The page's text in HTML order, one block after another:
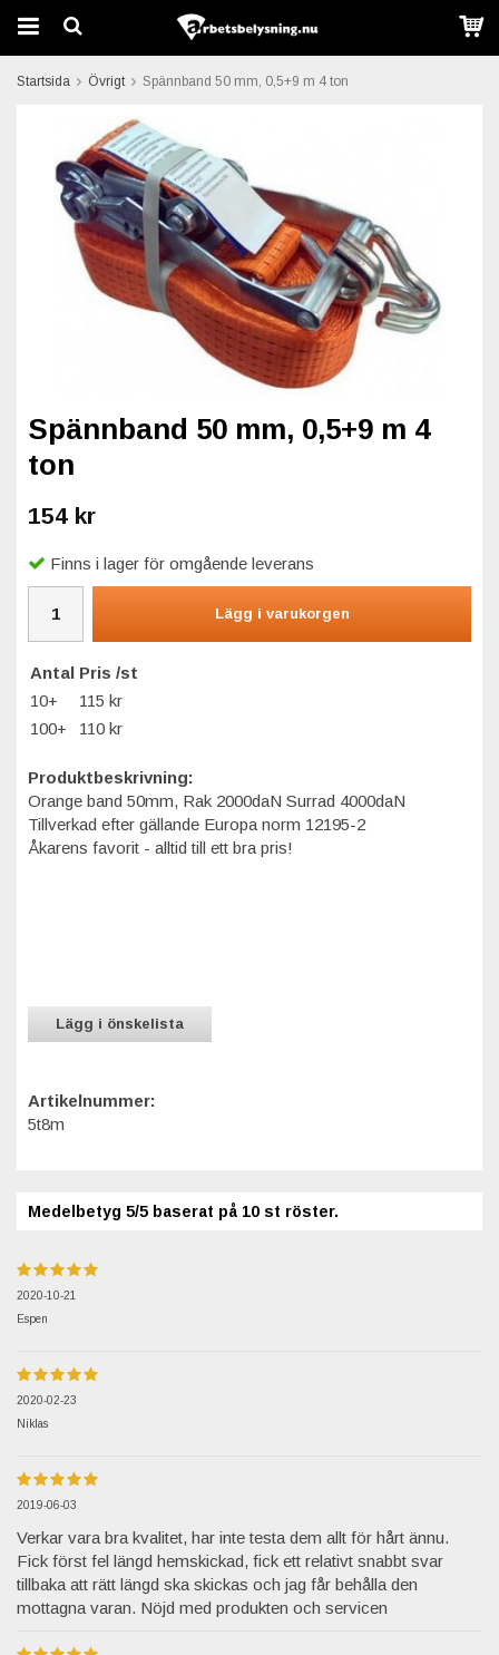
Startsida Övrigt Spännband 50 mm, 0,5+9 m 4 ton
Spännband 50 mm, 0,5+9 m 4
ton
154 kr
Finns i lager för omgående leverans
Lägg i varukorgen
Antal Pris /st
10+
115 kr
100+
110 kr
Produktbeskrivning:
Orange band 50mm, Rak 2000daN Surrad 4000daN
Tillverkad efter gällande Europa norm 12195-2
Åkarens favorit - alltid till ett bra pris!
Lägg i önskelista
Artikelnummer:
5t8m
Medelbetyg 5/5 baserat på 10 st röster.
2020-10-21
Espen
2020-02-23
Niklas
2019-06-03
Verkar vara bra kvalitet, har inte testa dem allt för hårt ännu.
Fick först fel längd hemskickad, fick ett relativt snabbt svar
tillbaka att rätt längd ska skickas och jag får behålla den
mottagna varan. Nöjd med produkten och servicen